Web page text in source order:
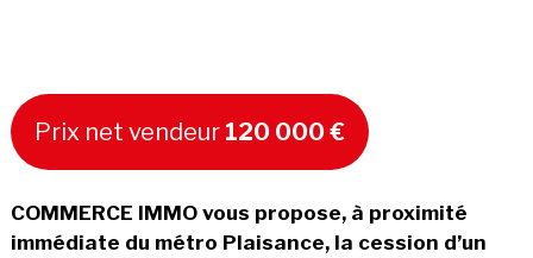
Prix net vendeur 120 000 €
COMMERCE IMMO vous propose, à proximité
immédiate du métro Plaisance, la cession d’un